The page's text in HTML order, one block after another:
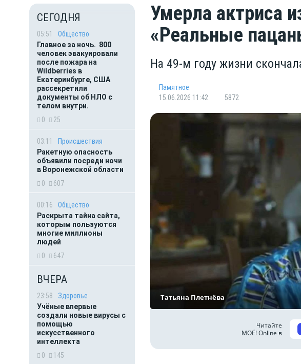
СЕГОДНЯ
05:51
Общество
Главное за ночь. 800
человек эвакуировали
после пожара на
Wildberries в
Екатеринбурге, США
рассекретили
документы об НЛО с
телом внутри.
0
25
03:11
Происшествия
Ракетную опасность
объявили посреди ночи
в Воронежской области
0
607
00:16
Общество
Раскрыта тайна сайта,
которым пользуются
многие миллионы
людей
0
647
ВЧЕРА
23:58
Здоровье
Учёные впервые
создали новые вирусы с
помощью
искусственного
интеллекта
0
145
Умерла актриса
«Реальные
На 49-м году жизни
Памятное
15.06.2026 11:42
5872
Татьяна Плетнёва
Читайте
МОЁ! Online в